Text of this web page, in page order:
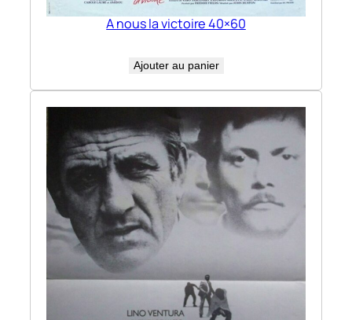
A nous la victoire 40×60
Ajouter au panier